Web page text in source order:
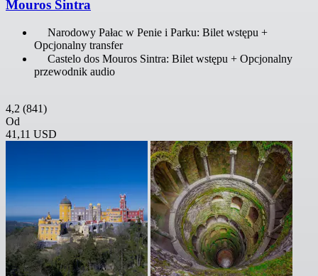
Mouros Sintra
Narodowy Pałac w Penie i Parku: Bilet wstępu +
Opcjonalny transfer
Castelo dos Mouros Sintra: Bilet wstępu + Opcjonalny
przewodnik audio
4,2 (841)
Od
41,11 USD